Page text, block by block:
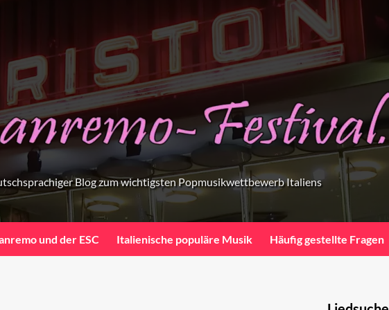
Blog zum wichtigsten Popmusikwettbewerb Italiens
und der ESC Italienische populäre Musik Häufig gestellte Fragen